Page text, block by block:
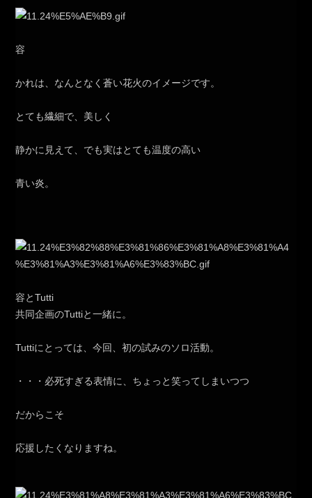
容
かれは、なんとなく蒼い花火のイメージです。
とても繊細で、美しく
静かに見えて、でも実はとても温度の高い
青い炎。
容とTutti
共同企画のTuttiと一緒に。
Tuttiにとっては、今回、初の試みのソロ活動。
・・・必死すぎる表情に、ちょっと笑ってしまいつつ
だからこそ
応援したくなりますね。